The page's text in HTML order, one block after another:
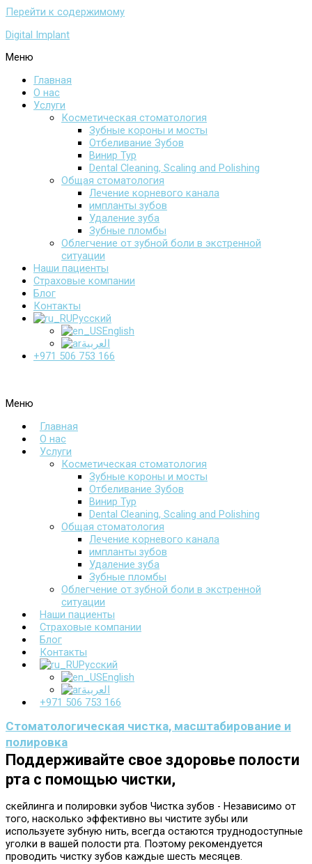
Перейти к содержимому
Digital Implant
Меню
Главная
О нас
Услуги
Косметическая стоматология
Зубные короны и мосты
Отбеливание Зубов
Винир Тур
Dental Cleaning, Scaling and Polishing
Общая стоматология
Лечение корневого канала
импланты зубов
Удаление зуба
Зубные пломбы
Облегчение от зубной боли в экстренной
ситуации
Наши пациенты
Страховые компании
Блог
Контакты
Русский
English
العربية
+971 506 753 166
Меню
Главная
О нас
Услуги
Косметическая стоматология
Зубные короны и мосты
Отбеливание Зубов
Винир Тур
Dental Cleaning, Scaling and Polishing
Общая стоматология
Лечение корневого канала
импланты зубов
Удаление зуба
Зубные пломбы
Облегчение от зубной боли в экстренной
ситуации
Наши пациенты
Страховые компании
Блог
Контакты
Русский
English
العربية
+971 506 753 166
Стоматологическая чистка, масштабирование и
полировка
Поддерживайте свое здоровье полости
рта с помощью чистки,
скейлинга и полировки зубов Чистка зубов - Независимо от
того, насколько эффективно вы чистите зубы или
используете зубную нить, всегда остаются труднодоступные
уголки в вашей полости рта. Поэтому рекомендуется
проводить чистку зубов каждые шесть месяцев.